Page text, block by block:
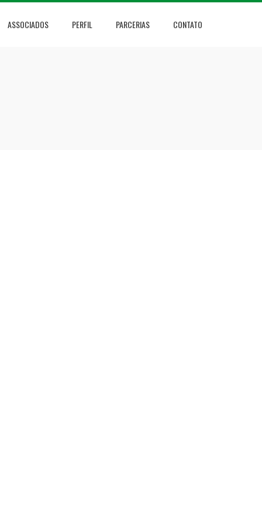
ASSOCIADOS PERFIL PARCERIAS CONTATO